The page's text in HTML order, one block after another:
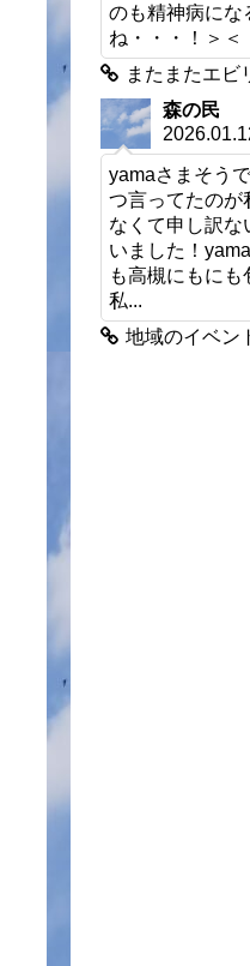
のも精神病にな
ね・・・！＞＜
またまたエビ
森の民
yamaさまそう
つ言ってたのが
なくて申し訳
いました！
も高槻にもにも
私...
地域のイベン